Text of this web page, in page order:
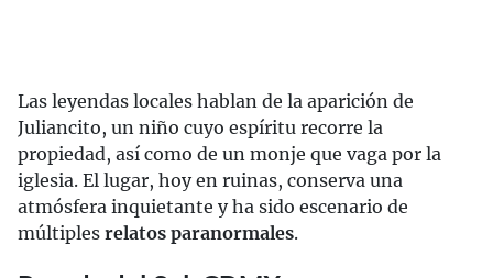
Las leyendas locales hablan de la aparición de
Juliancito, un niño cuyo espíritu recorre la
propiedad, así como de un monje que vaga por la
iglesia. El lugar, hoy en ruinas, conserva una
atmósfera inquietante y ha sido escenario de
múltiples relatos paranormales.